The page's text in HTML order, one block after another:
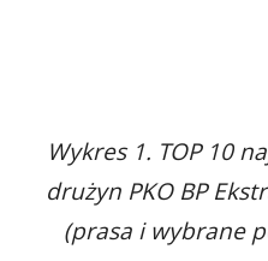
Wykres 1. TOP 10
drużyn PKO BP
(prasa i wybrane